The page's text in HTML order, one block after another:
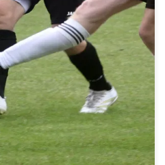
Mannschaften haben bereits
den nächsten Tagen statt:
Uhr in HerleshausenE-Jugend:
(3:1)Torschützen sind nicht
Jugend: H/N/U – JSG
H/N/U: Nurdin Omerovic (8!)